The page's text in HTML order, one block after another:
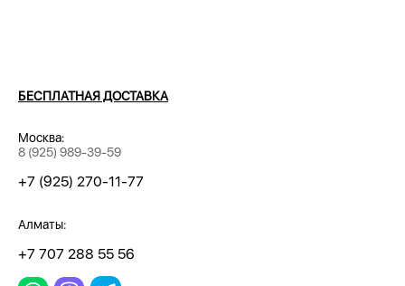
БЕСПЛАТНАЯ ДОСТАВКА
Москва:
8 (925) 989-39-59
+7 (925) 270-11-77
Алматы:
+7 707 288 55 56